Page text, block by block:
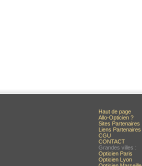
Haut de page
Allo-Opticien ?
Sites Partenaires
Liens Partenaires
CGU
CONTACT
Grandes villes :
Opticien Paris
Opticien Lyon